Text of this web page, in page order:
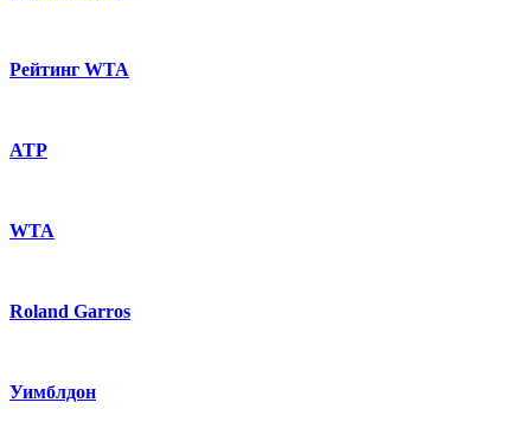
Рейтинг WTA
ATP
WTA
Roland Garros
Уимблдон